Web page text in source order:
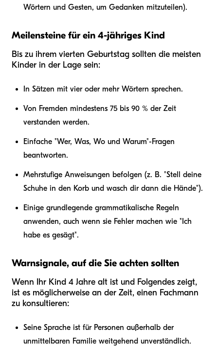
Wörtern und Gesten, um Gedanken mitzuteilen).
Meilensteine für ein 4-jähriges Kind
Bis zu ihrem vierten Geburtstag sollten die meisten
Kinder in der Lage sein:
In Sätzen mit vier oder mehr Wörtern sprechen.
Von Fremden mindestens 75 bis 90 % der Zeit
verstanden werden.
Einfache "Wer, Was, Wo und Warum"-Fragen
beantworten.
Mehrstufige Anweisungen befolgen (z. B. "Stell deine
Schuhe in den Korb und wasch dir dann die Hände").
Einige grundlegende grammatikalische Regeln
anwenden, auch wenn sie Fehler machen wie "Ich
habe es gesägt".
Warnsignale, auf die Sie achten sollten
Wenn Ihr Kind 4 Jahre alt ist und Folgendes zeigt,
ist es möglicherweise an der Zeit, einen Fachmann
zu konsultieren:
Seine Sprache ist für Personen außerhalb der
unmittelbaren Familie weitgehend unverständlich.